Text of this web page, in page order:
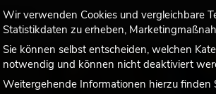
Wir verwenden Cookies und vergleichbare
Statistikdaten zu erheben,
Sie können selbst entscheiden, welchen
notwendig und können nicht deaktiviert
Weitergehende Informationen hierzu finden